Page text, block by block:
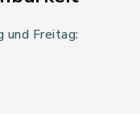
und Freitag: